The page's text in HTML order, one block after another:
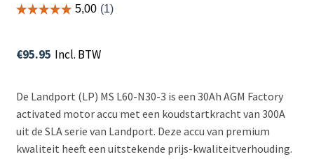
€95.95 Incl. BTW
De Landport (LP) MS L60-N30-3 is een 30Ah AGM Factory
activated motor accu met een koudstartkracht van 300A
uit de SLA serie van Landport. Deze accu van premium
kwaliteit heeft een uitstekende prijs-kwaliteitverhouding.